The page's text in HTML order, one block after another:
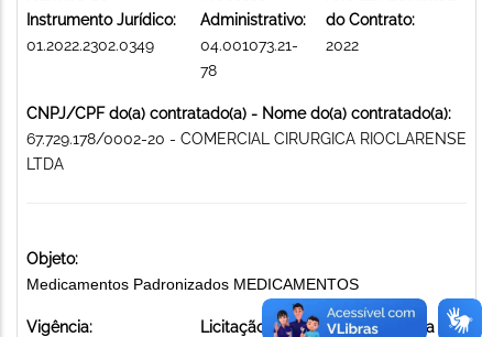
Instrumento Jurídico:
01.2022.2302.0349
Administrativo:
04.001073.21-
78
do Contrato:
2022
CNPJ/CPF do(a) contratado(a) - Nome do(a) contratado(a):
67.729.178/0002-20 - COMERCIAL CIRURGICA RIOCLARENSE
LTDA
Objeto:
Medicamentos Padronizados MEDICAMENTOS
Vigência:
Licitação de
Modalidade da